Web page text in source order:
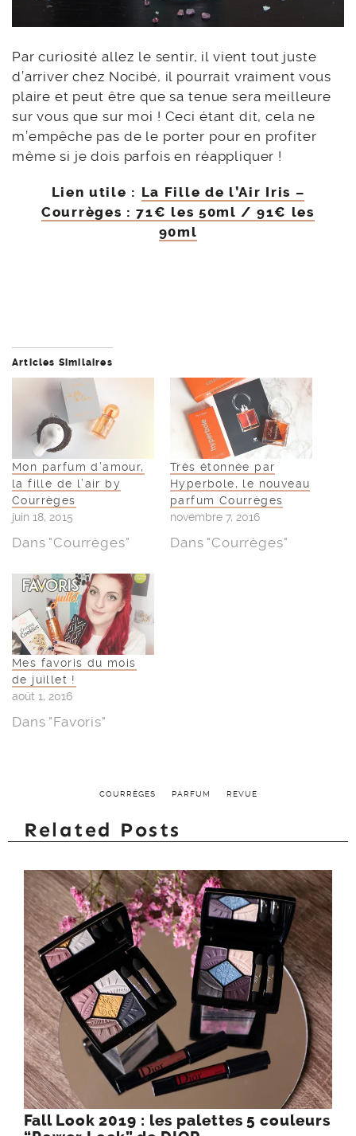
Par curiosité allez le sentir, il vient tout juste
d’arriver chez Nocibé, il pourrait vraiment vous
plaire et peut être que sa tenue sera meilleure
sur vous que sur moi ! Ceci étant dit, cela ne
m’empêche pas de le porter pour en profiter
même si je dois parfois en réappliquer !
Lien utile : La Fille de l’Air Iris –
Courrèges : 71€ les 50ml / 91€ les
90ml
Articles Similaires
Mon parfum d’amour,
la fille de l’air by
Courrèges
juin 18, 2015
Dans "Courrèges"
Très étonnée par
Hyperbole, le nouveau
parfum Courrèges
novembre 7, 2016
Dans "Courrèges"
Mes favoris du mois
de juillet !
août 1, 2016
Dans "Favoris"
COURRÈGES PARFUM REVUE
Related Posts
Fall Look 2019 : les palettes 5 couleurs